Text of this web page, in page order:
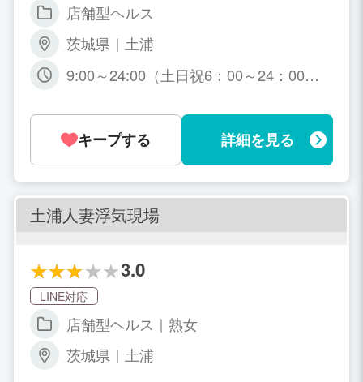
店舗型ヘルス
茨城県｜土浦
9:00～24:00（土日祝6：00～24：00）
キープする
詳細を見る
土浦人妻浮気現場
3.0
LINE対応
店舗型ヘルス｜熟女
茨城県｜土浦